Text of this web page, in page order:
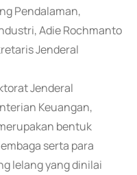
Pendalaman,
Adie Rochmanto
Jenderal
Jenderal
Keuangan,
bentuk
serta para
lelang yang dinilai